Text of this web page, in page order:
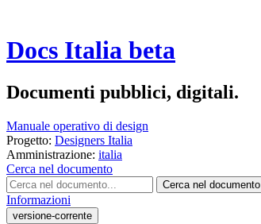
Docs Italia beta
Documenti pubblici, digitali.
Manuale operativo di design
Progetto: Designers Italia
Amministrazione: italia
Cerca nel documento
Cerca nel documento
Informazioni
versione-corrente